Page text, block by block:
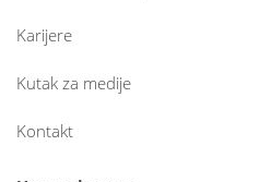
Karijere
Kutak za medije
Kontakt